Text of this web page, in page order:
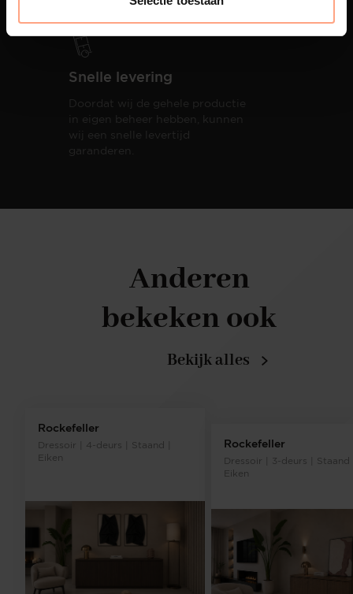
Snelle levering
Doordat wij de gehele productie
in eigen beheer hebben, kunnen
wij een snelle levertijd
garanderen.
Rockefeller
Dressoir | 4-deurs | Staand |
Eiken
Rockefeller
Dressoir | 3-deurs | Staand
Eiken
Anderen
bekeken ook
Bekijk alles